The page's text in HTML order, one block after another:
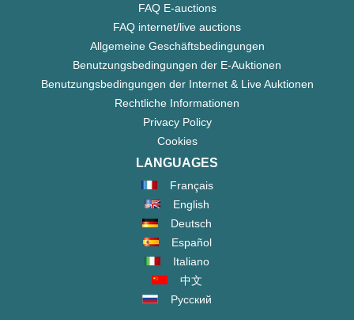
FAQ E-auctions
FAQ internet/live auctions
Allgemeine Geschäftsbedingungen
Benutzungsbedingungen der E-Auktionen
Benutzungsbedingungen der Internet & Live Auktionen
Rechtliche Informationen
Privacy Policy
Cookies
LANGUAGES
Français
English
Deutsch
Español
Italiano
中文
Русский